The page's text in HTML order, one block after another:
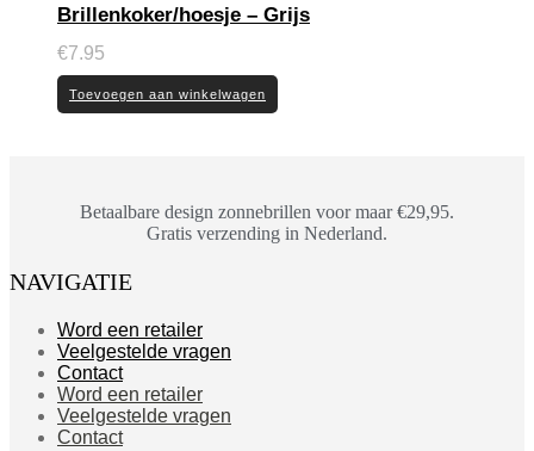
Brillenkoker/hoesje – Grijs
€7.95
Toevoegen aan winkelwagen
Betaalbare design zonnebrillen voor maar €29,95.
Gratis verzending in Nederland.
NAVIGATIE
Word een retailer
Veelgestelde vragen
Contact
Word een retailer
Veelgestelde vragen
Contact